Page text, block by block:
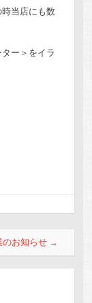
当店にも数
ー＞をイラ
のお知らせ →